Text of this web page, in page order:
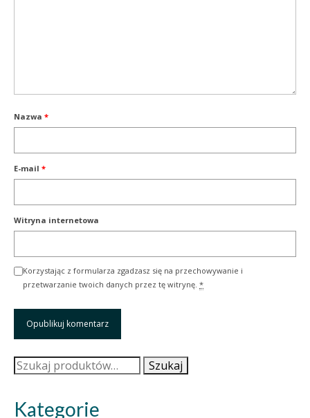
Nazwa *
E-mail *
Witryna internetowa
Korzystając z formularza zgadzasz się na przechowywanie i
przetwarzanie twoich danych przez tę witrynę. *
Szukaj: Szukaj
Kategorie